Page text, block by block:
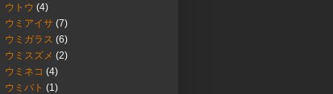
ウトウ (4)
ウミアイサ (7)
ウミガラス (6)
ウミスズメ (2)
ウミネコ (4)
ウミバト (1)